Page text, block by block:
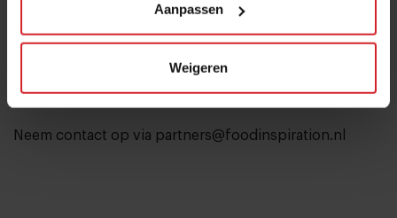
Aanpassen
Weigeren
Neem contact op via partners@foodinspiration.nl